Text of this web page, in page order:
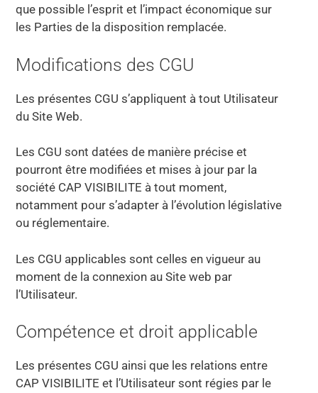
que possible l’esprit et l’impact économique sur
les Parties de la disposition remplacée.
Modifications des CGU
Les présentes CGU s’appliquent à tout Utilisateur
du Site Web.
Les CGU sont datées de manière précise et
pourront être modifiées et mises à jour par la
société CAP VISIBILITE à tout moment,
notamment pour s’adapter à l’évolution législative
ou réglementaire.
Les CGU applicables sont celles en vigueur au
moment de la connexion au Site web par
l’Utilisateur.
Compétence et droit applicable
Les présentes CGU ainsi que les relations entre
CAP VISIBILITE et l’Utilisateur sont régies par le